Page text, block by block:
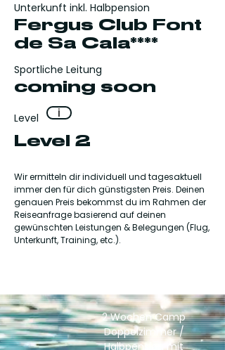
Unterkunft inkl. Halbpension
Fergus Club Font
de Sa Cala****
Sportliche Leitung
coming soon
Level i
Level 2
Wir ermitteln dir individuell und tagesaktuell
immer den für dich günstigsten Preis. Deinen
genauen Preis bekommst du im Rahmen der
Reiseanfrage basierend auf deinen
gewünschten Leistungen & Belegungen (Flug,
Unterkunft, Training, etc.).
2 Wochen Camp
Doppelzimmer /
Halbpension mit